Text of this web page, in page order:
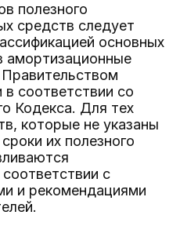
полезного
средств следует
основных
амортизационные
соответствии со
Кодекса. Для тех
которые не указаны
их полезного
с
и рекомендациями